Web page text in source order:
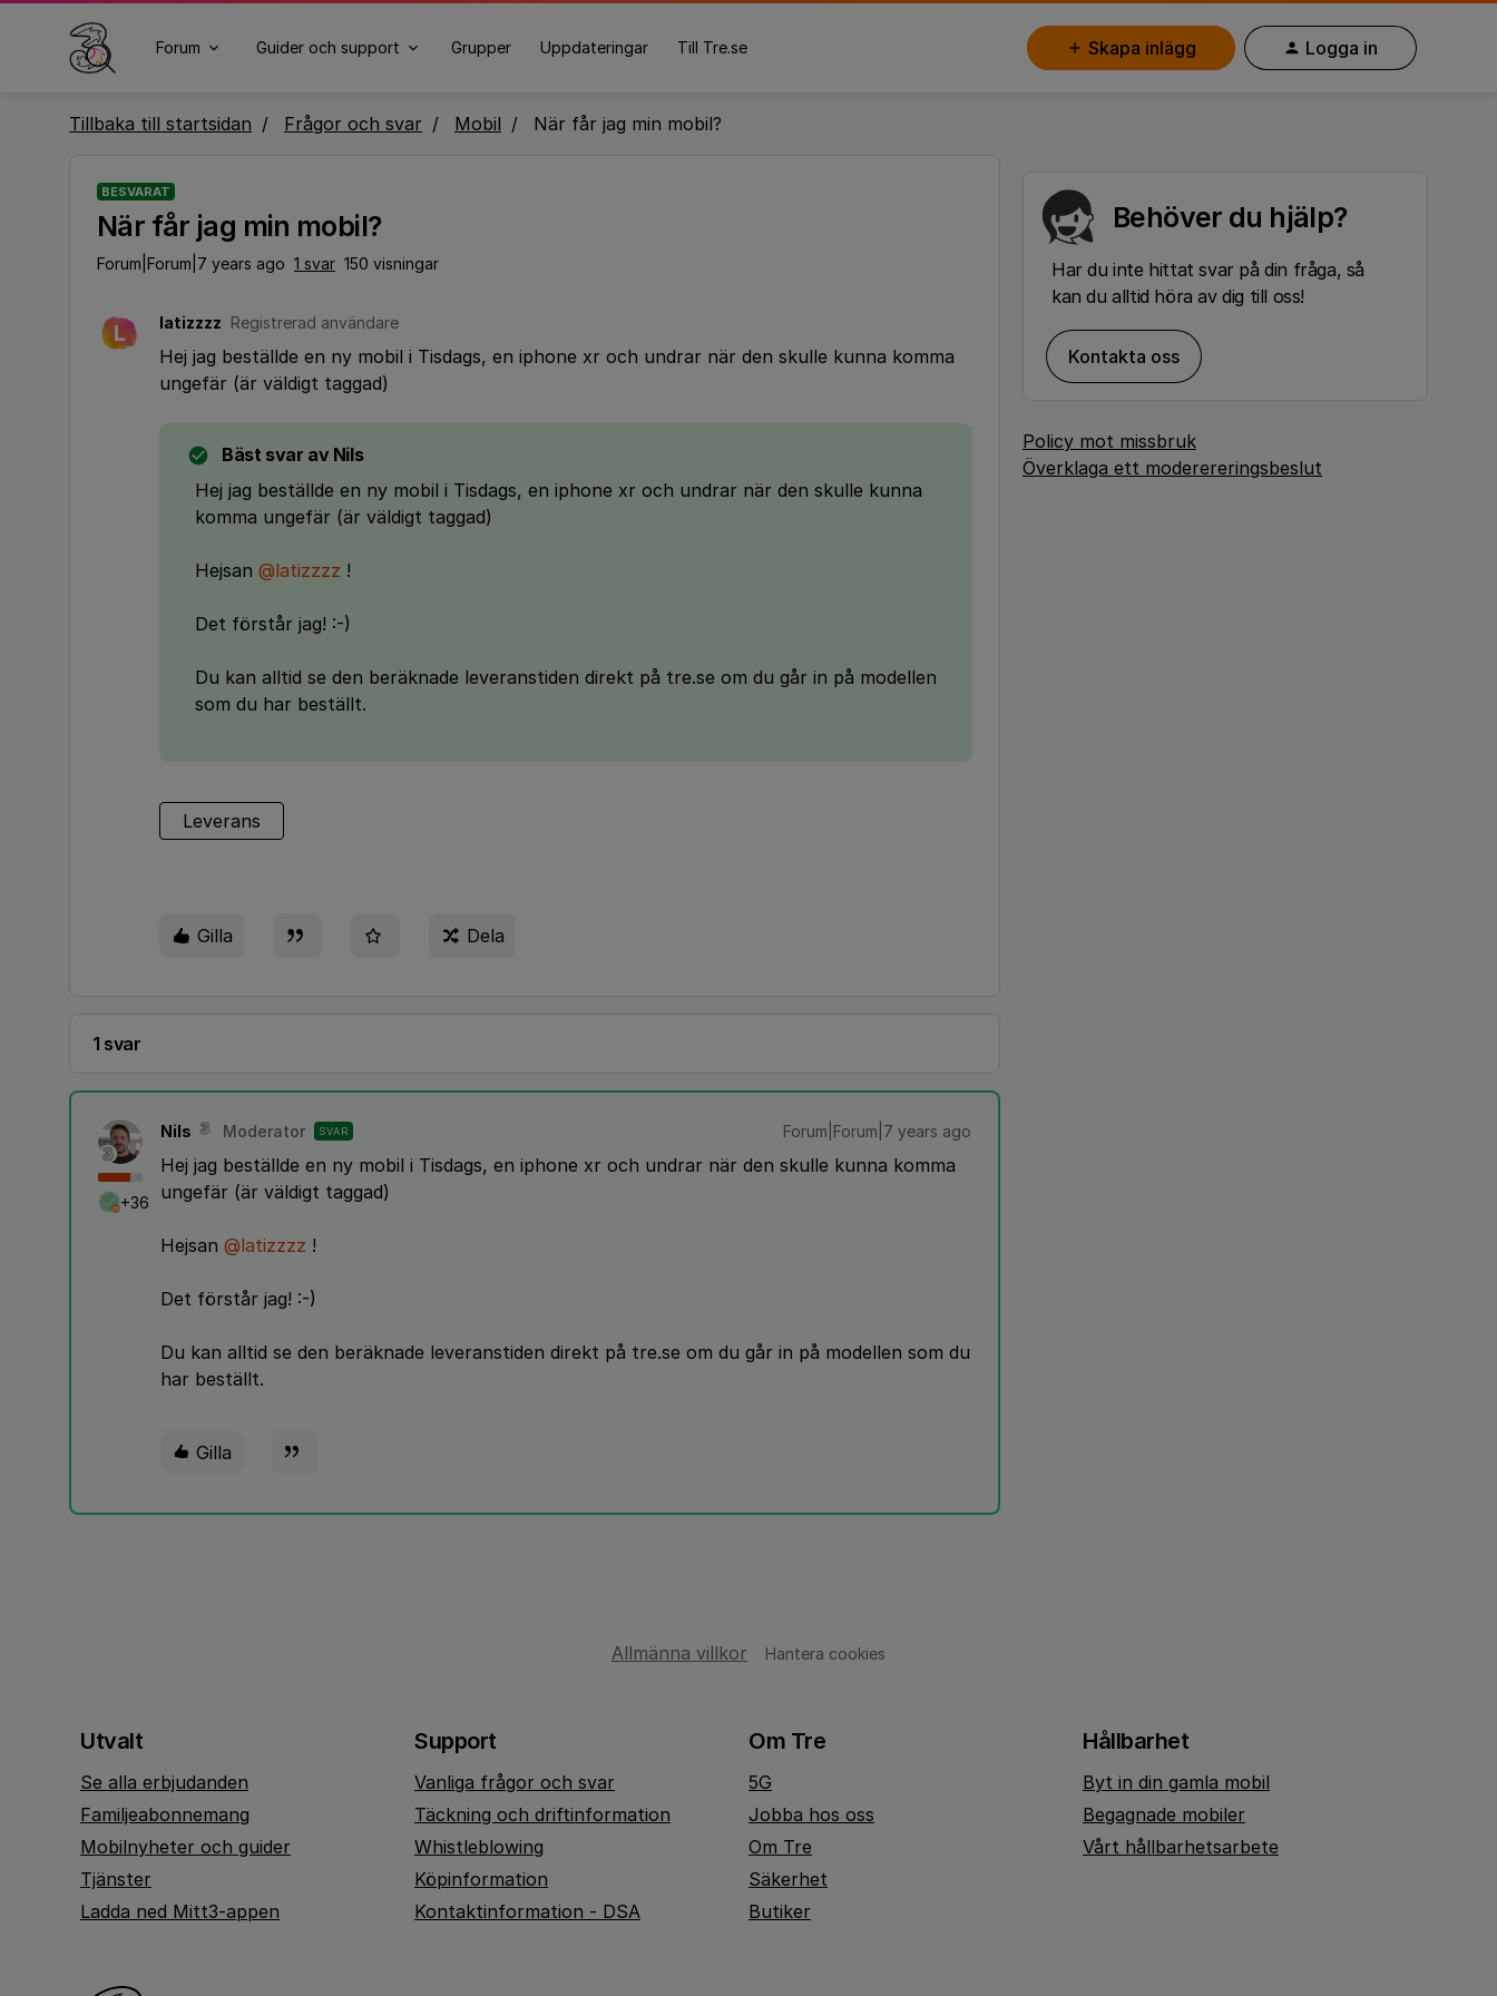
Forum Guider och support Grupper Uppdateringar Till Tre.se Skapa inlägg Logga in
Tillbaka till startsidan Frågor och svar Mobil När får jag min mobil?
BESVARAT
När får jag min mobil?
Forum|Forum|7 years ago 1 svar 150 visningar
L latizzzz Registrerad användare
Hej jag beställde en ny mobil i Tisdags, en iphone xr och undrar när den skulle kunna komma
ungefär (är väldigt taggad)
Bäst svar av Nils
Hej jag beställde en ny mobil i Tisdags, en iphone xr och undrar när den skulle kunna
komma ungefär (är väldigt taggad)
Hejsan @latizzzz !
Det förstår jag! :-)
Du kan alltid se den beräknade leveranstiden direkt på tre.se om du går in på modellen
som du har beställt.
Leverans
Gilla Dela
1 svar
+36
Nils Moderator SVAR Forum|Forum|7 years ago
Hej jag beställde en ny mobil i Tisdags, en iphone xr och undrar när den skulle kunna komma
ungefär (är väldigt taggad)
Hejsan @latizzzz !
Det förstår jag! :-)
Du kan alltid se den beräknade leveranstiden direkt på tre.se om du går in på modellen som du
har beställt.
Gilla
Behöver du hjälp?
Har du inte hittat svar på din fråga, så
kan du alltid höra av dig till oss!
Kontakta oss
Policy mot missbruk
Överklaga ett moderereringsbeslut
Allmänna villkor Hantera cookies
Utvalt
Se alla erbjudanden
Familjeabonnemang
Mobilnyheter och guider
Tjänster
Ladda ned Mitt3-appen
Support
Vanliga frågor och svar
Täckning och driftinformation
Whistleblowing
Köpinformation
Kontaktinformation - DSA
Om Tre
5G
Jobba hos oss
Om Tre
Säkerhet
Butiker
Hållbarhet
Byt in din gamla mobil
Begagnade mobiler
Vårt hållbarhetsarbete